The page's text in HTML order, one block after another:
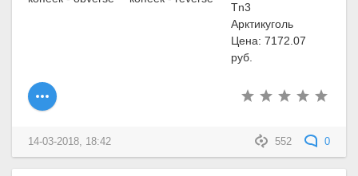
Tn3
Арктикуголь
Цена: 7172.07
руб.
552 0
14-03-2018, 18:42